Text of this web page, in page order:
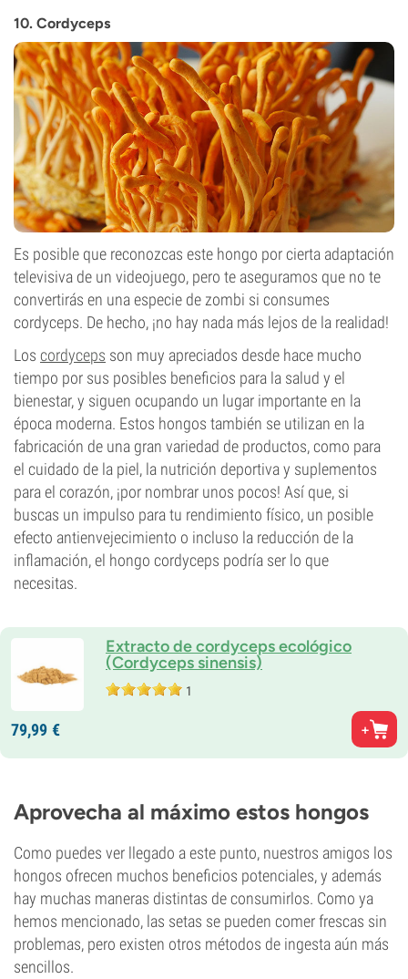
10. Cordyceps
Es posible que reconozcas este hongo por cierta adaptación
televisiva de un videojuego, pero te aseguramos que no te
convertirás en una especie de zombi si consumes
cordyceps. De hecho, ¡no hay nada más lejos de la realidad!
Los cordyceps son muy apreciados desde hace mucho
tiempo por sus posibles beneficios para la salud y el
bienestar, y siguen ocupando un lugar importante en la
época moderna. Estos hongos también se utilizan en la
fabricación de una gran variedad de productos, como para
el cuidado de la piel, la nutrición deportiva y suplementos
para el corazón, ¡por nombrar unos pocos! Así que, si
buscas un impulso para tu rendimiento físico, un posible
efecto antienvejecimiento o incluso la reducción de la
inflamación, el hongo cordyceps podría ser lo que
necesitas.
Extracto de cordyceps ecológico
(Cordyceps sinensis)
1
79,99 €
Aprovecha al máximo estos hongos
Como puedes ver llegado a este punto, nuestros amigos los
hongos ofrecen muchos beneficios potenciales, y además
hay muchas maneras distintas de consumirlos. Como ya
hemos mencionado, las setas se pueden comer frescas sin
problemas, pero existen otros métodos de ingesta aún más
sencillos.